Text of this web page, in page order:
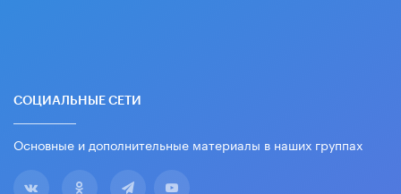
СОЦИАЛЬНЫЕ СЕТИ
Основные и дополнительные материалы в наших группах